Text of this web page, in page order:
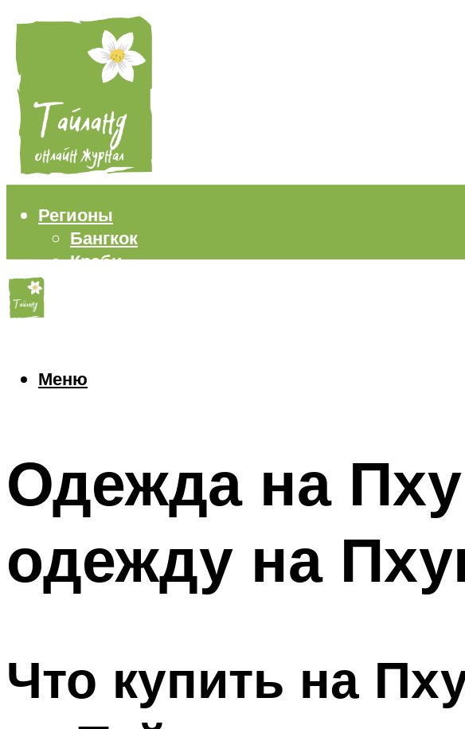
Регионы
Бангкок
Краби
Еда
Меню
Меню
Одежда на
одежду на
Что купить на